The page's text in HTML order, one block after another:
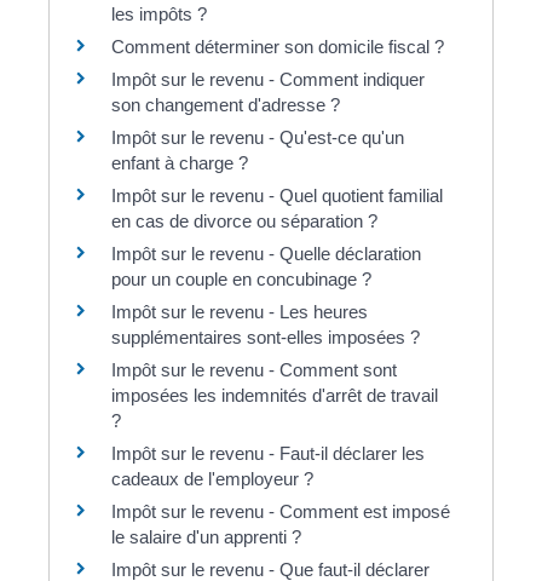
les impôts ?
Comment déterminer son domicile fiscal ?
Impôt sur le revenu - Comment indiquer
son changement d'adresse ?
Impôt sur le revenu - Qu'est-ce qu'un
enfant à charge ?
Impôt sur le revenu - Quel quotient familial
en cas de divorce ou séparation ?
Impôt sur le revenu - Quelle déclaration
pour un couple en concubinage ?
Impôt sur le revenu - Les heures
supplémentaires sont-elles imposées ?
Impôt sur le revenu - Comment sont
imposées les indemnités d'arrêt de travail
?
Impôt sur le revenu - Faut-il déclarer les
cadeaux de l'employeur ?
Impôt sur le revenu - Comment est imposé
le salaire d'un apprenti ?
Impôt sur le revenu - Que faut-il déclarer